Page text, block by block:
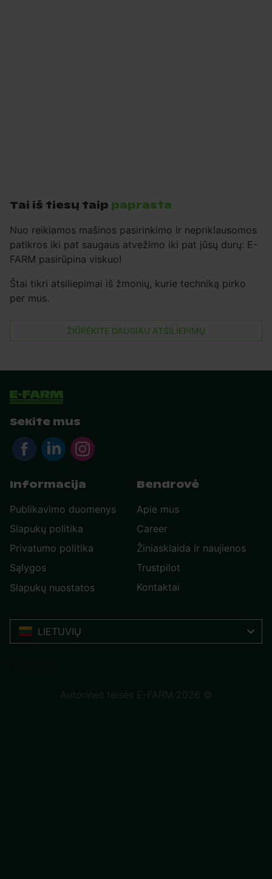
Tai iš tiesų taip paprasta
Nuo reikiamos mašinos pasirinkimo ir nepriklausomos
patikros iki pat saugaus atvežimo iki pat jūsų durų: E-
FARM pasirūpina viskuo!
Štai tikri atsiliepimai iš žmonių, kurie techniką pirko
per mus.
ŽIŪRĖKITE DAUGIAU ATSILIEPIMŲ
Sekite mus
Informacija
Publikavimo duomenys
Slapukų politika
Privatumo politika
Sąlygos
Slapukų nuostatos
Bendrovė
Apie mus
Career
Žiniasklaida ir naujienos
Trustpilot
Kontaktai
LIETUVIŲ